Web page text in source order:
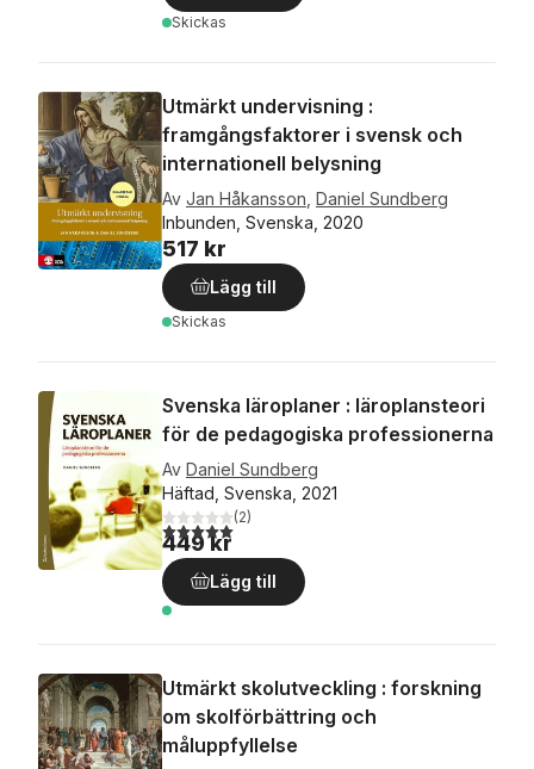
Skickas
Utmärkt undervisning :
framgångsfaktorer i svensk och
internationell belysning
Av Jan Håkansson Daniel Sundberg
Inbunden, Svenska, 2020
517 kr
Lägg till
Skickas
Svenska läroplaner : läroplansteori
för de pedagogiska professionerna
Av Daniel Sundberg
Häftad, Svenska, 2021
5,0utav 5 stjärnor. Totalt antal röster:
(2)
449 kr
Lägg till
Utmärkt skolutveckling : forskning
om skolförbättring och
måluppfyllelse